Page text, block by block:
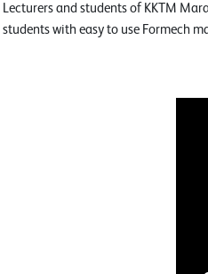
Lecturers and students of KKTM
students with easy to use Formech